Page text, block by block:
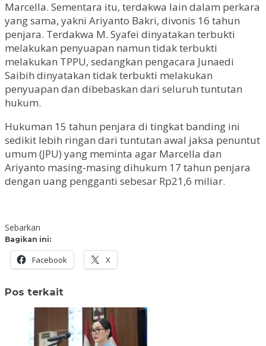
Marcella. Sementara itu, terdakwa lain dalam perkara
yang sama, yakni Ariyanto Bakri, divonis 16 tahun
penjara. Terdakwa M. Syafei dinyatakan terbukti
melakukan penyuapan namun tidak terbukti
melakukan TPPU, sedangkan pengacara Junaedi
Saibih dinyatakan tidak terbukti melakukan
penyuapan dan dibebaskan dari seluruh tuntutan
hukum.
Hukuman 15 tahun penjara di tingkat banding ini
sedikit lebih ringan dari tuntutan awal jaksa penuntut
umum (JPU) yang meminta agar Marcella dan
Ariyanto masing-masing dihukum 17 tahun penjara
dengan uang pengganti sebesar Rp21,6 miliar.
Sebarkan
Bagikan ini:
Facebook X
Pos terkait